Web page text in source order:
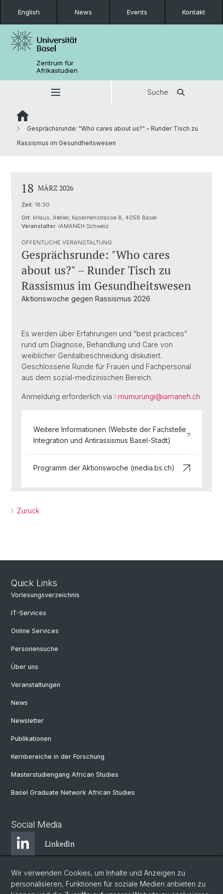
English News Events Kontakt
Zentrum für
Afrikastudien
Suche
Gesprächsrunde: "Who cares about us?" – Runder Tisch zu
Rassismus im Gesundheitswesen
18 MÄRZ 2026
Zeit: 18:30
Ort: kHaus, Atelier, Kasernenstrasse 8, 4058 Basel
Veranstalter: IAMANEH Schweiz
ÖFFENTLICHE VERANSTALTUNG
Gesprächsrunde: "Who cares
about us?" – Runder Tisch zu
Rassismus im Gesundheitswesen
Aktionswoche gegen Rassismus 2026
Es werden über Erfahrungen und “best practices”
rund um Diagnose, Behandlung und Care von
weiblicher Genitalbeschneidung diskutiert.
Geschlossene Runde für Frauen und Fachpersonal
aus dem sozial-medizinischen Bereich.
Anmeldung erforderlich via mumurungi@iamaneh.ch
Weitere Informationen (Website der Fachstelle
Integration und Antirassismus Basel-Stadt)
Programm der Aktionswoche (media.bs.ch)
Zurück
Quick Links
Vorlesungsverzeichnis
IT-Services
Online Services
Personensuche
Über uns
Veranstaltungen
News
Newsletter
Publikationen
Kernbereiche in der Forschung
Masterstudiengang African Studies
Basel Graduate Network African Studies
Social Media
Linkedin
Bluesky
Wir verwenden Cookies, um Inhalte und Anzeigen zu
personalisieren, Funktionen für soziale Medien anbieten zu